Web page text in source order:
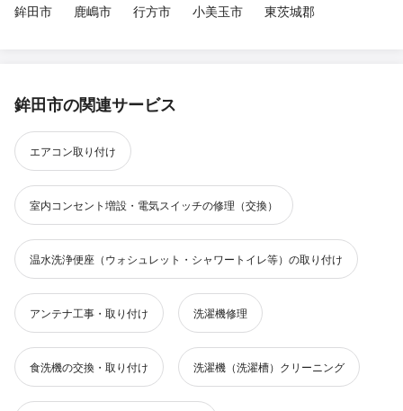
鉾田市
鹿嶋市 行方市 小美玉市 東茨城郡
鉾田市の関連サービス
エアコン取り付け
室内コンセント増設・電気スイッチの修理（交換）
温水洗浄便座（ウォシュレット・シャワートイレ等）の取り付け
アンテナ工事・取り付け 洗濯機修理
食洗機の交換・取り付け 洗濯機（洗濯槽）クリーニング